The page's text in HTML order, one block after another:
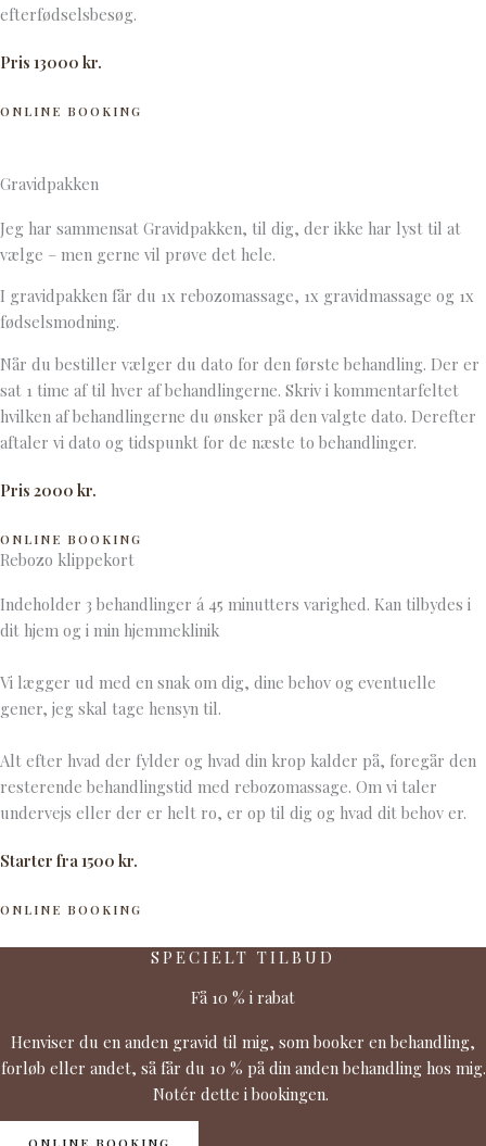
efterfødselsbesøg.
Pris 13000 kr.
ONLINE BOOKING
Gravidpakken
Jeg har sammensat Gravidpakken, til dig, der ikke har lyst til at
vælge – men gerne vil prøve det hele.
I gravidpakken får du 1x rebozomassage, 1x gravidmassage og 1x
fødselsmodning.
Når du bestiller vælger du dato for den første behandling. Der er
sat 1 time af til hver af behandlingerne. Skriv i kommentarfeltet
hvilken af behandlingerne du ønsker på den valgte dato. Derefter
aftaler vi dato og tidspunkt for de næste to behandlinger.
Pris 2000 kr.
ONLINE BOOKING
Rebozo klippekort
Indeholder 3 behandlinger á 45 minutters varighed. Kan tilbydes i
dit hjem og i min hjemmeklinik
Vi lægger ud med en snak om dig, dine behov og eventuelle
gener, jeg skal tage hensyn til.
Alt efter hvad der fylder og hvad din krop kalder på, foregår den
resterende behandlingstid med rebozomassage. Om vi taler
undervejs eller der er helt ro, er op til dig og hvad dit behov er.
Starter fra 1500 kr.
ONLINE BOOKING
SPECIELT TILBUD
Få 10 % i rabat
Henviser du en anden gravid til mig, som booker en behandling,
forløb eller andet, så får du 10 % på din anden behandling hos mig.
Notér dette i bookingen.